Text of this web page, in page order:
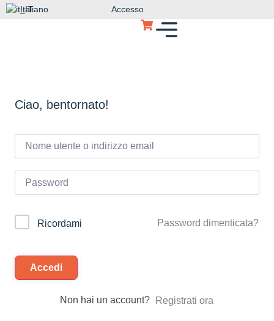
Italiano Accesso
Ciao, bentornato!
Ricordami Password dimenticata?
Accedi
Non hai un account? Registrati ora